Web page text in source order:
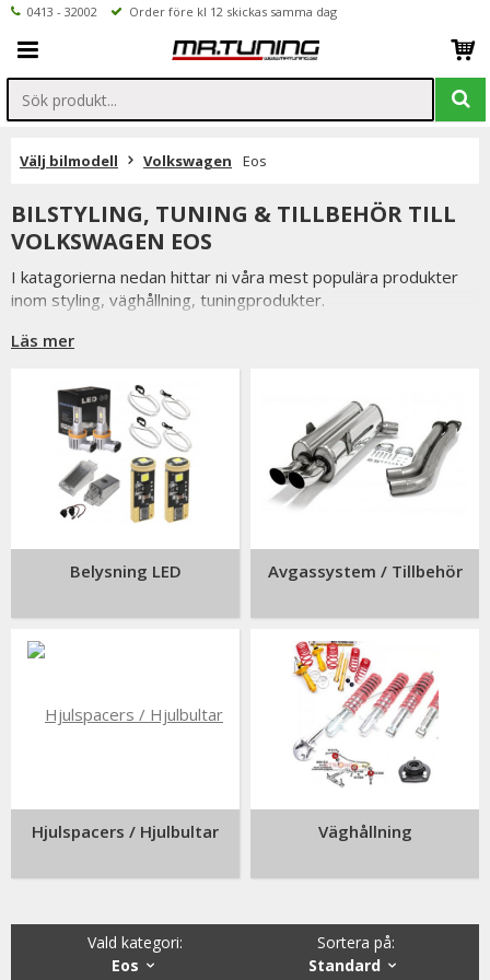
0413 - 32002 Order före kl 12 skickas samma dag
Välj bilmodell Volkswagen Eos
BILSTYLING, TUNING & TILLBEHÖR TILL
VOLKSWAGEN EOS
I katagorierna nedan hittar ni våra mest populära produkter
inom styling, väghållning, tuningprodukter.
Är det något som du funderar över eller inte hittar i vårt
Till Volkswagen Eos.
Läs mer
Belysning LED Avgassystem / Tillbehör
Hjulspacers / Hjulbultar Väghållning
Sortera på:
Standard
Vald kategori:
Eos